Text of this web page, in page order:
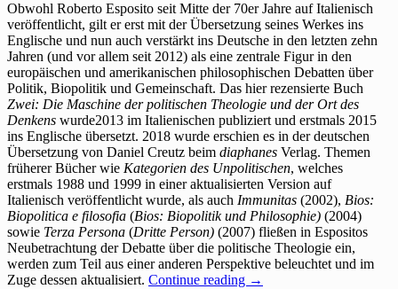
Obwohl Roberto Esposito seit Mitte der 70er Jahre auf Italienisch
veröffentlicht, gilt er erst mit der Übersetzung seines Werkes ins
Englische und nun auch verstärkt ins Deutsche in den letzten zehn
Jahren (und vor allem seit 2012) als eine zentrale Figur in den
europäischen und amerikanischen philosophischen Debatten über
Politik, Biopolitik und Gemeinschaft. Das hier rezensierte Buch
Zwei: Die Maschine der politischen Theologie und der Ort des
Denkens wurde2013 im Italienischen publiziert und erstmals 2015
ins Englische übersetzt. 2018 wurde erschien es in der deutschen
Übersetzung von Daniel Creutz beim diaphanes Verlag. Themen
früherer Bücher wie Kategorien des Unpolitischen, welches
erstmals 1988 und 1999 in einer aktualisierten Version auf
Italienisch veröffentlicht wurde, als auch Immunitas (2002), Bios:
Biopolitica e filosofia (Bios: Biopolitik und Philosophie) (2004)
sowie Terza Persona (Dritte Person) (2007) fließen in Espositos
Neubetrachtung der Debatte über die politische Theologie ein,
werden zum Teil aus einer anderen Perspektive beleuchtet und im
Zuge dessen aktualisiert. Continue reading →